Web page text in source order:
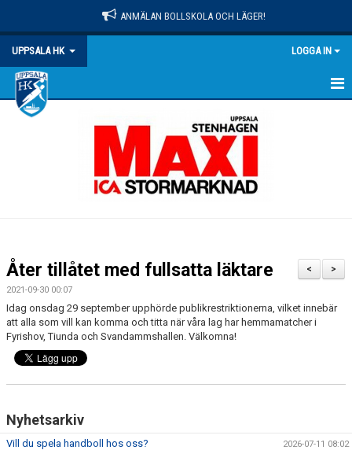
ANMÄLAN BOLLSKOLA OCH LÄGER!
UPPSALA HK LOGGA IN
HEM
KONTAKT
DOKUMENT
PRAKTISK INFO
>
<
Åter tillåtet med fullsatta läktare
2021-09-30 00:07
Idag onsdag 29 september upphörde publikrestriktionerna, vilket innebär
att alla som vill kan komma och titta när våra lag har hemmamatcher i
Fyrishov, Tiunda och Svandammshallen. Välkomna!
Nyhetsarkiv
Vill du spela handboll hos oss? 2026-07-11 08:02